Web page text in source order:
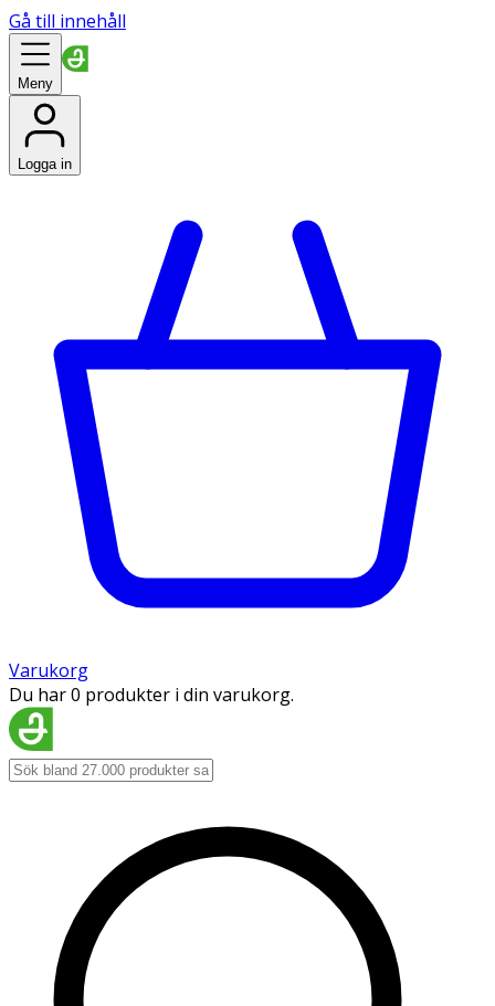
Gå till innehåll
Meny
Logga in
Varukorg
Du har 0 produkter i din varukorg.